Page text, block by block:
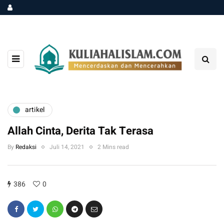
artikel
Allah Cinta, Derita Tak Terasa
By Redaksi Juli 14, 2021 2 Mins read
386 0